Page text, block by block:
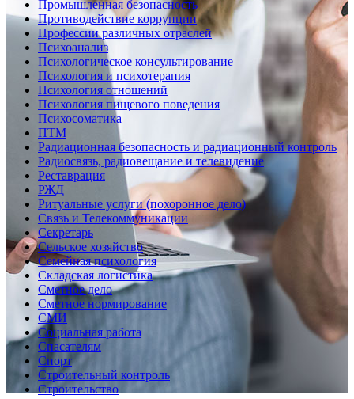
Промышленная безопасность
Противодействие коррупции
Профессии различных отраслей
Психоанализ
Психологическое консультирование
Психология и психотерапия
Психология отношений
Психология пищевого поведения
Психосоматика
ПТМ
Радиационная безопасность и радиационный контроль
Радиосвязь, радиовещание и телевидение
Реставрация
РЖД
Ритуальные услуги (похоронное дело)
Связь и Телекоммуникации
Секретарь
Сельское хозяйство
Семейная психология
Складская логистика
Сметное дело
Сметное нормирование
СМИ
Социальная работа
Спасателям
Спорт
Строительный контроль
Строительство